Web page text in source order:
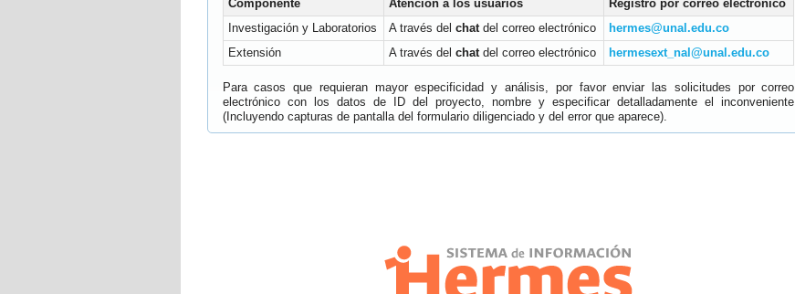
Componente Atención a los usuarios
Registro por correo electrónico
Investigación y Laboratorios
A través del chatdel correo electrónico
hermes@unal.edu.co
Extensión
A través del chatdel correo electrónico hermesext_nal@unal.edu.co
Para casos que requieran mayor especificidad y análisis, por favor enviar las solicitudes por correo
electrónico con los datos de ID del proyecto, nombre y especificar detalladamente el inconveniente
(Incluyendo capturas de pantalla del formulario diligenciado y del error que aparece).